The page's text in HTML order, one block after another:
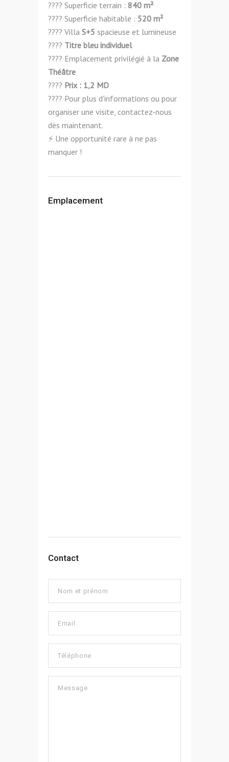
???? Superficie terrain : 840 m²
???? Superficie habitable : 520 m²
???? Villa S+5 spacieuse et lumineuse
???? Titre bleu individuel
???? Emplacement privilégié à la Zone
Théâtre
???? Prix : 1,2 MD
???? Pour plus d'informations ou pour
organiser une visite, contactez-nous
dès maintenant.
⚡ Une opportunité rare à ne pas
manquer !
Emplacement
Contact